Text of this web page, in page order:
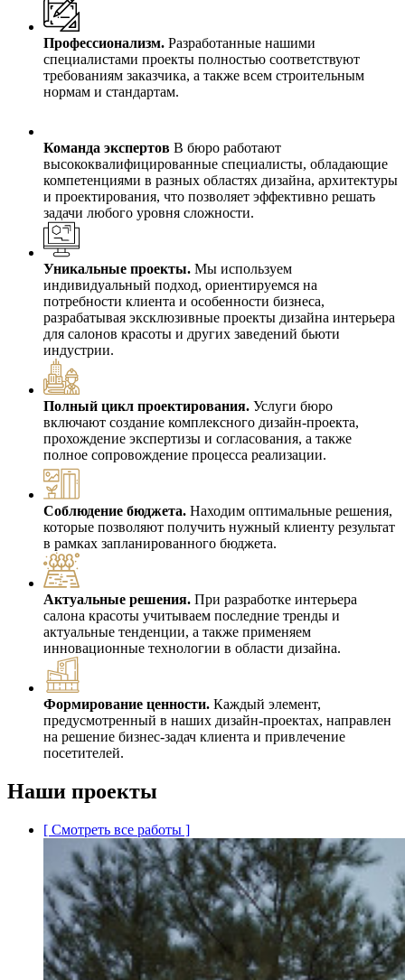
Профессионализм. Разработанные нашими
специалистами проекты полностью соответствуют
требованиям заказчика, а также всем строительным
нормам и стандартам.
Команда экспертов В бюро работают
высококвалифицированные специалисты, обладающие
компетенциями в разных областях дизайна, архитектуры
и проектирования, что позволяет эффективно решать
задачи любого уровня сложности.
Уникальные проекты. Мы используем
индивидуальный подход, ориентируемся на
потребности клиента и особенности бизнеса,
разрабатывая эксклюзивные проекты дизайна интерьера
для салонов красоты и других заведений бьюти
индустрии.
Полный цикл проектирования. Услуги бюро
включают создание комплексного дизайн-проекта,
прохождение экспертизы и согласования, а также
полное сопровождение процесса реализации.
Соблюдение бюджета. Находим оптимальные решения,
которые позволяют получить нужный клиенту результат
в рамках запланированного бюджета.
Актуальные решения. При разработке интерьера
салона красоты учитываем последние тренды и
актуальные тенденции, а также применяем
инновационные технологии в области дизайна.
Формирование ценности. Каждый элемент,
предусмотренный в наших дизайн-проектах, направлен
на решение бизнес-задач клиента и привлечение
посетителей.
Наши проекты
[ Смотреть все работы ]